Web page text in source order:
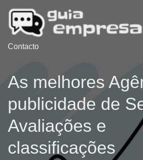
Contacto
As melhores
publicidade de
Avaliações e
classificações